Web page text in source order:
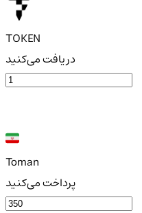
TOKEN
دریافت می‌کنید
Toman
پرداخت می‌کنید